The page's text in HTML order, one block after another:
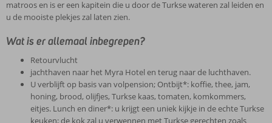
matroos en is er een kapitein die u door de Turkse wateren zal leiden en
u de mooiste plekjes zal laten zien.
Wat is er allemaal inbegrepen?
Retourvlucht
jachthaven naar het Myra Hotel en terug naar de luchthaven.
U verblijft op basis van volpension; Ontbijt*: koffie, thee, jam,
honing, brood, olijfjes, Turkse kaas, tomaten, komkommers,
eitjes. Lunch en diner*: u krijgt een uniek kijkje in de echte Turkse
keuken; de kok zal u verwennen met Turkse gerechten zoals